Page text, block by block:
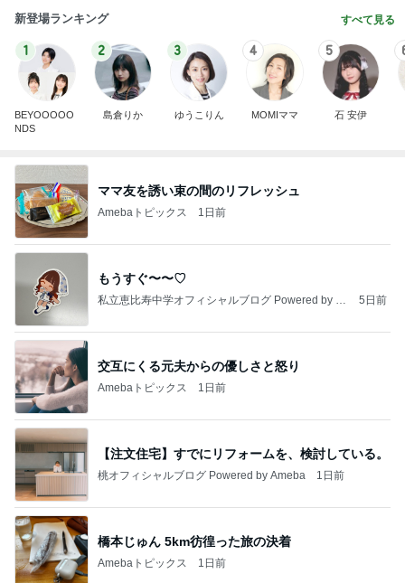
新登場ランキング すべて見る
1
BEYOOOOO
NDS
2
島倉りか
3
ゆうこりん
4
MOMIママ
5
石 安伊
ママ友を誘い束の間のリフレッシュ
Amebaトピックス 1日前
もうすぐ〜〜♡
私立恵比寿中学オフィシャルブログ Powered by A
5日前
交互にくる元夫からの優しさと怒り
Amebaトピックス 1日前
【注文住宅】すでにリフォームを、検討している。
桃オフィシャルブログ Powered by Ameba 1日前
橋本じゅん 5km彷徨った旅の決着
Amebaトピックス 1日前